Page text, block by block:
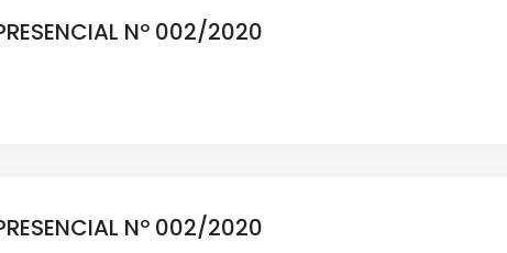
Nº 002/2020
Nº 002/2020